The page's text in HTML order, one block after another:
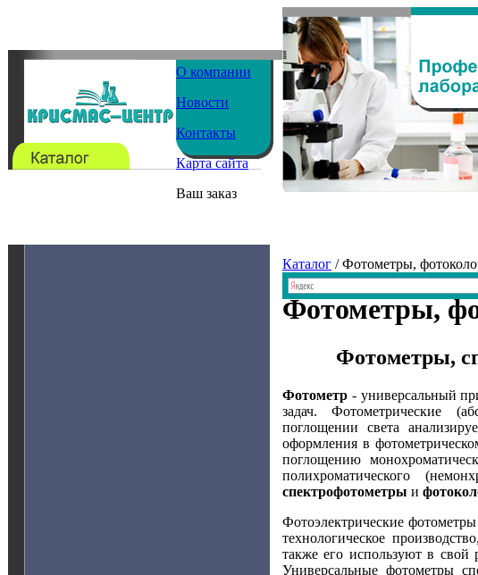
О компании
Новости
Контакты
Карта сайта
Ваш заказ
Каталог / Фотометры,
Фотометры,
Фотометры,
Фотометр - универсальный
задач.Фотометрические
поглощении света
оформления в
поглощению
полихроматического
спектрофотометры и
Фотоэлектрические
технологическое
также его используют в
Универсальные фотометры